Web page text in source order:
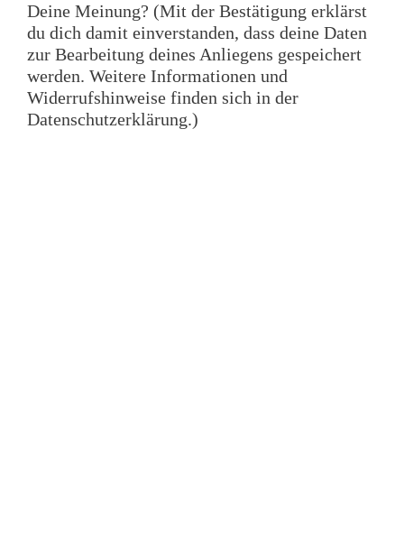
Deine Meinung? (Mit der Bestätigung erklärst
du dich damit einverstanden, dass deine Daten
zur Bearbeitung deines Anliegens gespeichert
werden. Weitere Informationen und
Widerrufshinweise finden sich in der
Datenschutzerklärung.)